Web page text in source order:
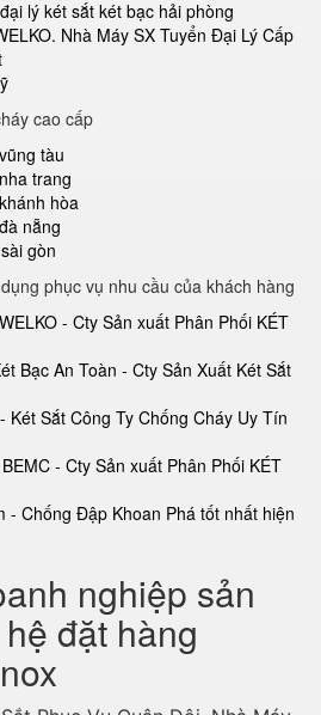
lý két sắt két bạc hải phòng
Nhà Máy SX Tuyển Đại Lý Cấp
cao cấp
tàu
trang
hòa
nẵng
gòn
phục vụ nhu cầu của khách hàng
- Cty Sản xuất Phân Phối KÉT
Bạc An Toàn - Cty Sản Xuất Két Sắt
Két Sắt Công Ty Chống Cháy Uy Tín
- Cty Sản xuất Phân Phối KÉT
- Chống Đập Khoan Phá tốt nhất hiện
nghiệp sản
đặt hàng